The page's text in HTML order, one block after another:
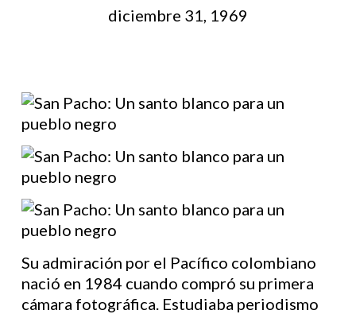
diciembre 31, 1969
Su admiración por el Pacífico colombiano
nació en 1984 cuando compró su primera
cámara fotográfica. Estudiaba periodismo